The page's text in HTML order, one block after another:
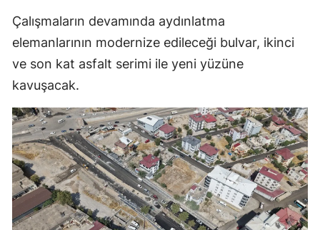
Çalışmaların devamında aydınlatma
elemanlarının modernize edileceği bulvar, ikinci
ve son kat asfalt serimi ile yeni yüzüne
kavuşacak.